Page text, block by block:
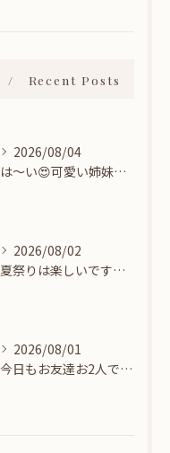
Recent Posts
2026/08/04
は〜い😍可愛い姉妹ちゃん👭
2026/08/02
夏祭りは楽しいですね👘
2026/08/01
今日もお友達お2人でヘアセットに来てくれました🎀